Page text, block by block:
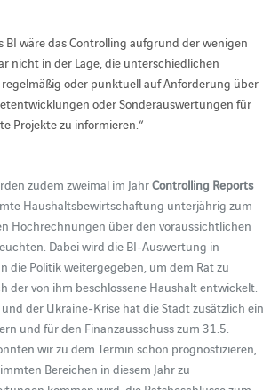
BI wäre das Controlling aufgrund der wenigen
nicht in der Lage, die unterschiedlichen
regelmäßig oder punktuell auf Anforderung über
oder Sonderauswertungen für
Projekte zu informieren.“
zudem zweimal im JahrControlling Reports
Haushaltsbewirtschaftung unterjährig zum
Hochrechnungen über den voraussichtlichen
Dabei wird die BI-Auswertung in
die Politik weitergegeben, um dem Rat zu
der von ihm beschlossene Haushalt entwickelt.
der Ukraine-Krise hat die Stadt zusätzlich ein
und für den Finanzausschuss zum 31.5.
wir zu dem Termin schon prognostizieren,
Bereichen in diesem Jahr zu